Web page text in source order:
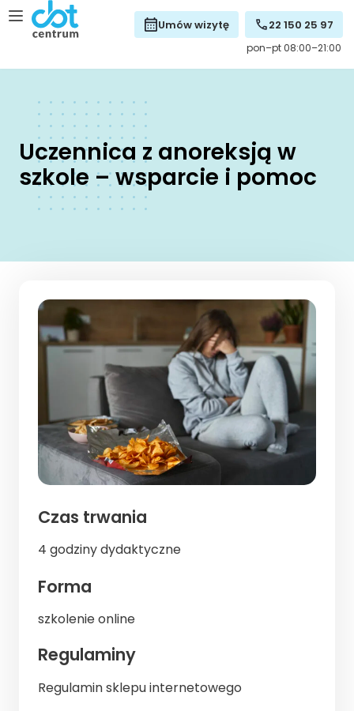
Umów wizytę 22 150 25 97
pon–pt 08:00–21:00
Uczennica z anoreksją w
szkole – wsparcie i pomoc
Czas trwania
4 godziny dydaktyczne
Forma
szkolenie online
Regulaminy
Regulamin sklepu internetowego